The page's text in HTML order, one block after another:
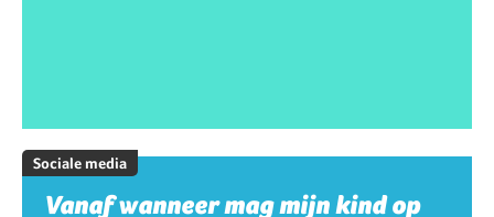
Sociale media
Vanaf wanneer mag mijn kind op